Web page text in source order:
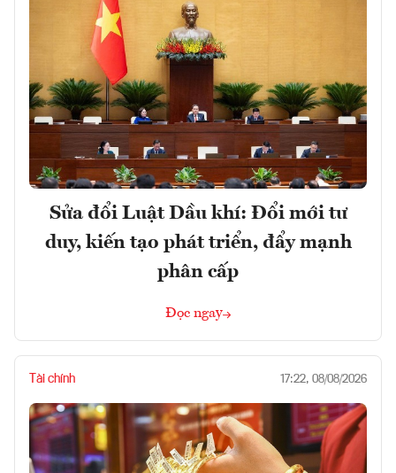
Sửa đổi Luật Dầu khí: Đổi mới tư
duy, kiến tạo phát triển, đẩy mạnh
phân cấp
Đọc ngay
Tài chính 17:22, 08/08/2026